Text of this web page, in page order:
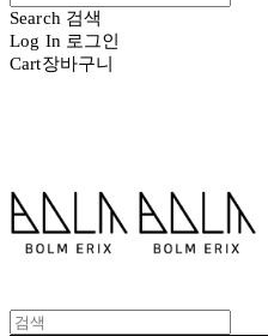
Search 검색
Log In 로그인
Cart장바구니